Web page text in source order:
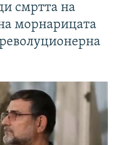
смртта на
морнарицата